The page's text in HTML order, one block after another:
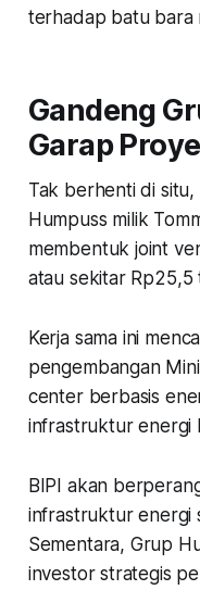
terhadap batu bara
Gandeng
Garap
Tak berhenti di
Humpuss milik
membentuk joint
atau sekitar Rp25,5
Kerja sama ini
pengembangan
center berbasis
infrastruktur energi
BIPI akan
infrastruktur energi
Sementara, Grup
investor strategis